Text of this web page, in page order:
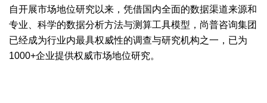
自开展市场地位研究以来，凭借国内全面的数据渠道来源和
专业、科学的数据分析方法与测算工具模型，尚普咨询集团
已经成为行业内最具权威性的调查与研究机构之一，已为
1000+企业提供权威市场地位研究。